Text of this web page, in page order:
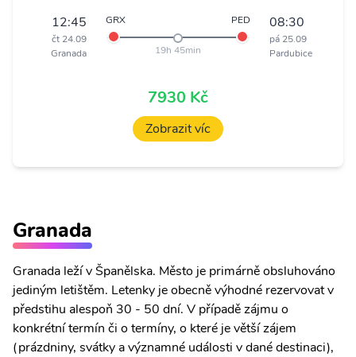
12:45
čt 24.09
Granada
GRX PED
19h 45min
08:30
pá 25.09
Pardubice
7930 Kč
Zobrazit víc
Granada
Granada leží v Španělska. Město je primárně obsluhováno
jediným letištěm. Letenky je obecně výhodné rezervovat v
předstihu alespoň 30 - 50 dní. V případě zájmu o
konkrétní termín či o termíny, o které je větší zájem
(prázdniny, svátky a významné události v dané destinaci),